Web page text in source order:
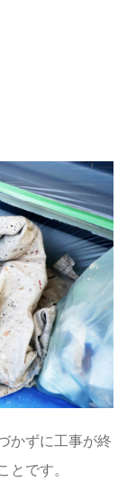
かずに工事が終
です。